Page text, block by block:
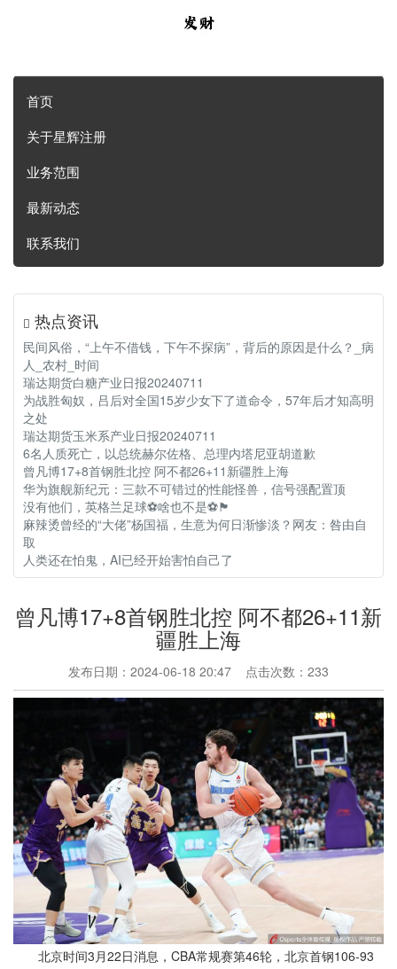
首页
关于星辉注册
业务范围
最新动态
联系我们
热点资讯
民间风俗，“上午不借钱，下午不探病”，背后的原因是什么？_病
人_农村_时间
瑞达期货白糖产业日报20240711
为战胜匈奴，吕后对全国15岁少女下了道命令，57年后才知高明
之处
瑞达期货玉米系产业日报20240711
6名人质死亡，以总统赫尔佐格、总理内塔尼亚胡道歉
曾凡博17+8首钢胜北控 阿不都26+11新疆胜上海
华为旗舰新纪元：三款不可错过的性能怪兽，信号强配置顶
没有他们，英格兰足球⚽️啥也不是⚽🏴󠁧󠁢󠁥󠁮󠁧󠁿
麻辣烫曾经的“大佬”杨国福，生意为何日渐惨淡？网友：咎由自
取
人类还在怕鬼，AI已经开始害怕自己了
曾凡博17+8首钢胜北控 阿不都26+11新
疆胜上海
发布日期：2024-06-18 20:47 点击次数：233
北京时间3月22日消息，CBA常规赛第46轮，北京首钢106-93